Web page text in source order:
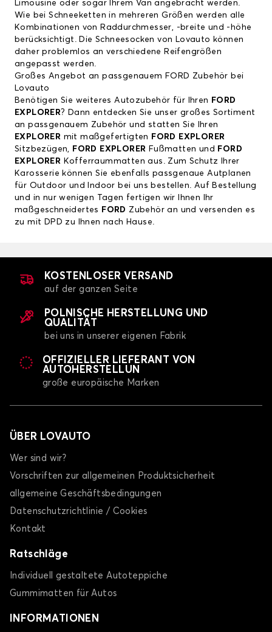
Limousine oder sogar Ihrem Van angebracht werden.
Wie bei Schneeketten in mehreren Größen werden alle
Kombinationen von Raddurchmesser, -breite und -höhe
berücksichtigt. Die Schneesocken von Lovauto können
daher problemlos an verschiedene Reifengrößen
angepasst werden.
Großes Angebot an passgenauem FORD Zubehör bei
Lovauto
Benötigen Sie weiteres Autozubehör für Ihren FORD
EXPLORER? Dann entdecken Sie unser großes Sortiment
an passgenauem Zubehör und statten Sie Ihren
EXPLORER mit maßgefertigten FORD EXPLORER
Sitzbezügen,
FORD EXPLORER Fußmatten und FORD
EXPLORER Kofferraummatten aus. Zum Schutz Ihrer
Karosserie können Sie ebenfalls passgenaue Autplanen
für Outdoor und Indoor bei uns bestellen. Auf Bestellung
und in nur wenigen Tagen fertigen wir Ihnen Ihr
maßgeschneidertes FORD Zubehör an und versenden es
zu mit DPD zu Ihnen nach Hause.
KOSTENLOSER VERSAND
auf der ganzen Seite
POLNISCHE HERSTELLUNG UND
QUALITÄT
bei uns in unserer eigenen Fabrik
OFFIZIELLER LIEFERANT VON
AUTOHERSTELLUN
große europäische Marken
ÜBER LOVAUTO
Wer sind wir?
Vorschriften zur allgemeinen Produktsicherheit
allgemeine Geschäftsbedingungen
Datenschutzrichtlinie / Cookies
Kontakt
Ratschläge
Individuell gestaltete Autoteppiche
Gummimatten für Autos
INFORMATIONEN